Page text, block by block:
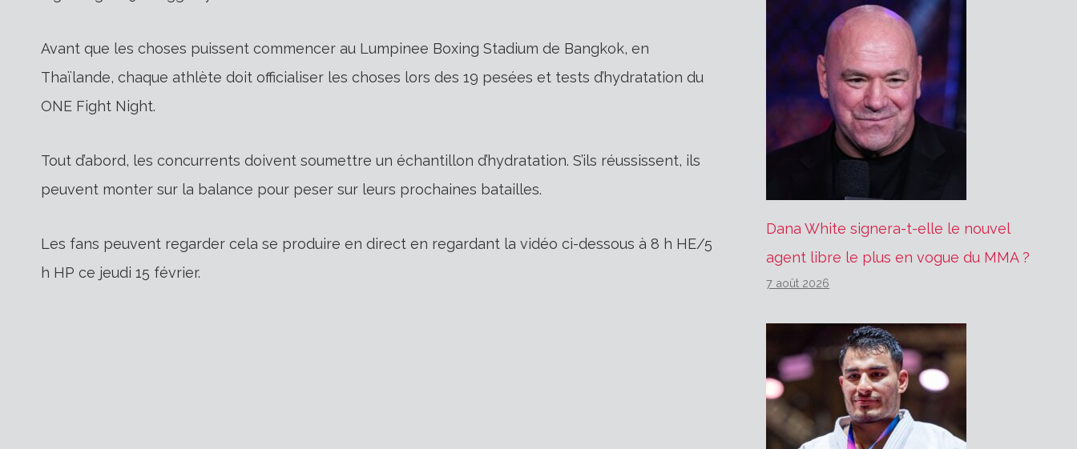
Avant que les choses puissent commencer au Lumpinee Boxing Stadium de Bangkok, en
Thaïlande, chaque athlète doit officialiser les choses lors des 19 pesées et tests d’hydratation du
ONE Fight Night.
Tout d’abord, les concurrents doivent soumettre un échantillon d’hydratation. S’ils réussissent, ils
peuvent monter sur la balance pour peser sur leurs prochaines batailles.
Les fans peuvent regarder cela se produire en direct en regardant la vidéo ci-dessous à 8 h HE/5
h HP ce jeudi 15 février.
Dana White signera-t-elle le nouvel
agent libre le plus en vogue du MMA ?
7 août 2026